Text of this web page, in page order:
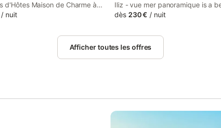
d'Hôtes Maison de Charme à
a bed and breakfast situated
Samson Golf Course.
/ nuit
Iliz - vue mer panoramique is a
breakfast, featuring a seasonal
than 1 km from Greve Blanche and
provides a lift.
dès 230 € / nuit
Afficher toutes les offres